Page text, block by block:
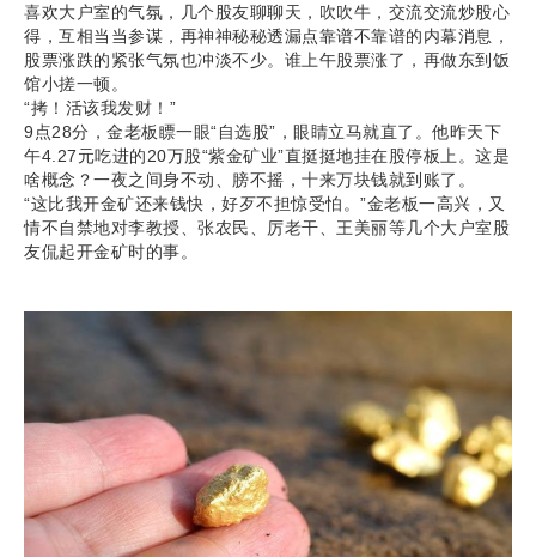
喜欢大户室的气氛，几个股友聊聊天，吹吹牛，交流交流炒股心
得，互相当当参谋，再神神秘秘透漏点靠谱不靠谱的内幕消息，
股票涨跌的紧张气氛也冲淡不少。谁上午股票涨了，再做东到饭
馆小搓一顿。
“拷！活该我发财！”
9点28分，金老板瞟一眼“自选股”，眼睛立马就直了。他昨天下
午4.27元吃进的20万股“紫金矿业”直挺挺地挂在股停板上。这是
啥概念？一夜之间身不动、膀不摇，十来万块钱就到账了。
“这比我开金矿还来钱快，好歹不担惊受怕。”金老板一高兴，又
情不自禁地对李教授、张农民、厉老干、王美丽等几个大户室股
友侃起开金矿时的事。